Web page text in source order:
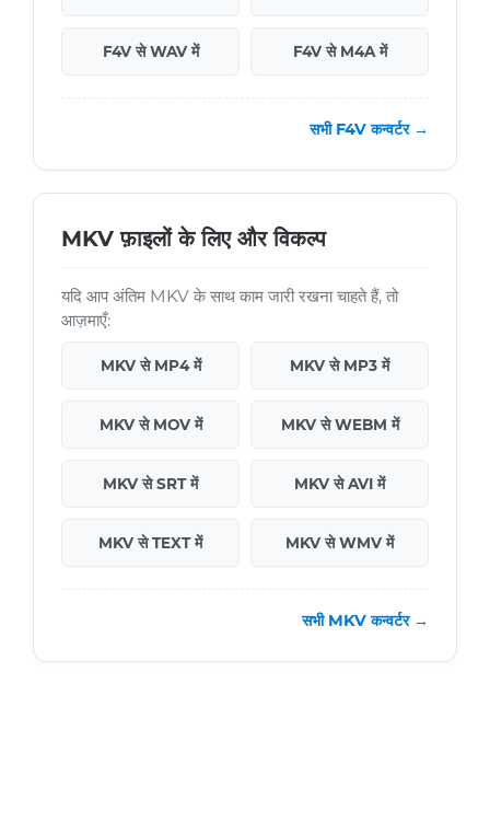
F4V से WAV में F4V से M4A में
सभी F4V कन्वर्टर →
MKV फ़ाइलों के लिए और विकल्प
यदि आप अंतिम MKV के साथ काम जारी रखना चाहते हैं, तो
आज़माएँ:
MKV से MP4 में MKV से MP3 में
MKV से MOV में MKV से WEBM में
MKV से SRT में MKV से AVI में
MKV से TEXT में MKV से WMV में
सभी MKV कन्वर्टर →